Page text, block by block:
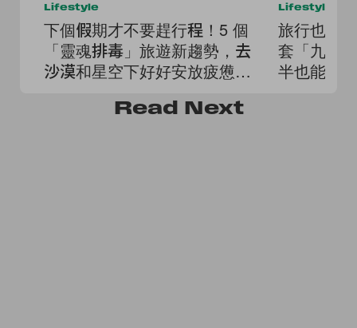
Lifestyle
下個假期才不要趕行程！5 個
「靈魂排毒」旅遊新趨勢，去
沙漠和星空下好好安放疲憊的
Lifestyle
旅行也想
套「九宮
半也能時
Read Next